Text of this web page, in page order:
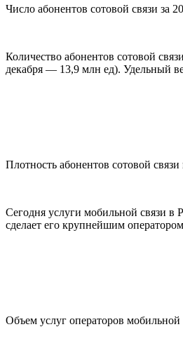
Число абонентов сотовой связи за
Количество абонентов сотовой
декабря — 13,9 млн ед). Удельный
Плотность абонентов сотовой
Сегодня услуги мобильной связи в
сделает его крупнейшим
Объем услуг операторов мобильной